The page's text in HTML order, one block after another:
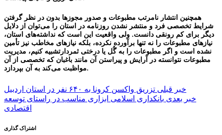
همچنین انتشار نامرتب مطبوعات و صدور مجوزها بدون در نظر گرفتن
شرایط تخصصی فرد و منتشر نشدن روزنامه در استان را می‌توان از دلایل
دیگر برای کم رونقی دانست. ولی واقعیت این است که نداشته‌های استان،
نیازهای مطبوعات را نه تنها برآورده نکرده، بلکه نیازهای مخاطب نیز تأمین
نشده است و اگر مطبوعات را به گُل یا درختی ثمردارتشبیه کنیم، مديريت
مطبوعات نتوانسته‌ در آرایش و پیراستن آن مانند باغبان که تخصصی از آن
مواظبت می‌کند به آن بپردازد.
راهبری
نوشته
خبر قبلی تزریق واکسن کرونا به ۶۴۰ نفر در استان اردبیل
خبر بعدی بانکداری اسلامی ابزاری مناسب در راستای توسعه
اقتصادی
اشتراک گذاری